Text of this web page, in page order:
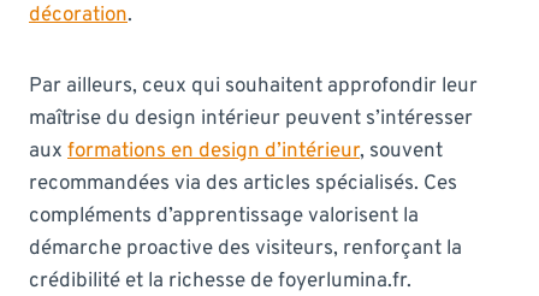
décoration.
Par ailleurs, ceux qui souhaitent approfondir leur
maîtrise du design intérieur peuvent s’intéresser
aux formations en design d’intérieur, souvent
recommandées via des articles spécialisés. Ces
compléments d’apprentissage valorisent la
démarche proactive des visiteurs, renforçant la
crédibilité et la richesse de foyerlumina.fr.